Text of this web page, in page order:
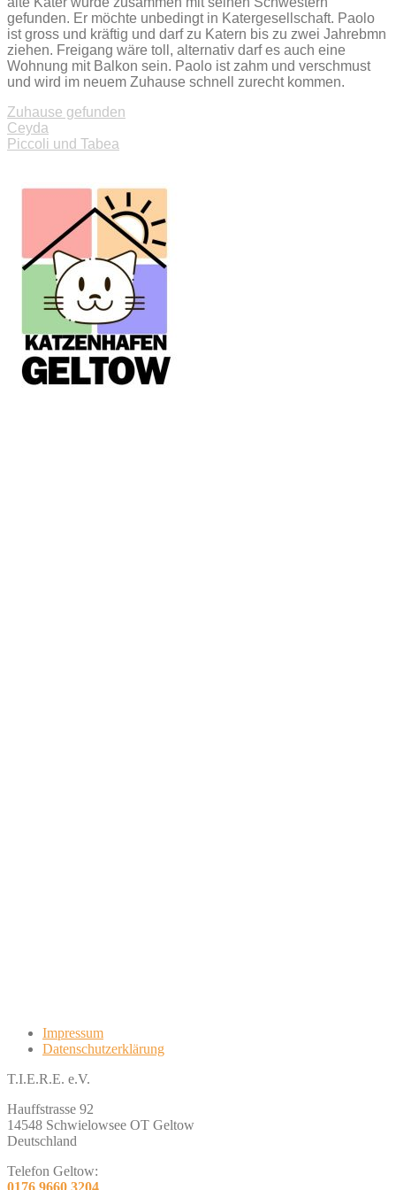
gefunden. Er möchte unbedingt in Katergesellschaft. Paolo
ist gross und kräftig und darf zu Katern bis zu zwei Jahrebmn
ziehen. Freigang wäre toll, alternativ darf es auch eine
Wohnung mit Balkon sein. Paolo ist zahm und verschmust
und wird im neuem Zuhause schnell zurecht kommen.
Zuhause gefunden
Beitragsnavigation
Ceyda
Piccoli und Tabea
Impressum
Datenschutzerklärung
T.I.E.R.E. e.V.
Hauffstrasse 92
14548 Schwielowsee OT Geltow
Deutschland
Telefon Geltow:
0176 9660 3204